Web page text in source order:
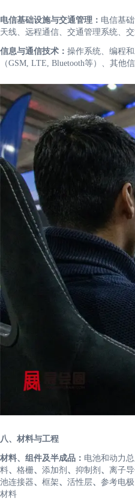
电信基础设施与交通管理： 电信基
天线、远程通信、交通管理系统、
信息与通信技术： 操作系统、编程
（GSM, LTE, Bluetooth等）、其他
八、材料与工程
材料、组件及半成品： 电池和动力
料、 格栅、 添加剂 、 抑制剂 、 离子
池连接器、 框架、 活性层、 参考电极
材料